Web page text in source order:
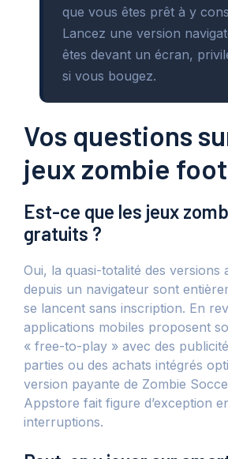
que vous êtes prêt à y
Lancez une version
êtes devant un écran,
si vous bougez.
Vos questions
jeux zombie foot
Est-ce que les jeux
gratuits ?
Oui, la quasi-totalité des versions
depuis un navigateur sont
se lancent sans inscription. En
applications mobiles proposent
« free-to-play » avec des
parties ou des achats intégrés
version payante de Zombie
Appstore fait figure d’exception
interruptions.